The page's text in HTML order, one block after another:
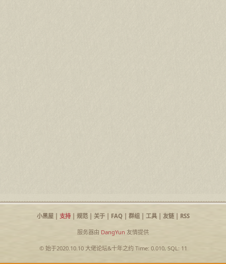
小黑屋| 支持| 规范| 关于| FAQ| 群组| 工具| 友链| RSS
服务器由 DangYun 友情提供
© 始于2020.10.10 大佬论坛&十年之约Time: 0.010, SQL: 11